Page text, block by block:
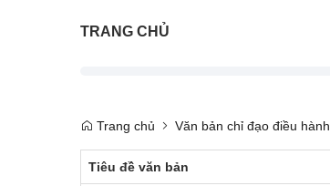
TRANG CHỦ
Trang chủ Văn bản chỉ đạo điều hành
Tiêu đề văn bản